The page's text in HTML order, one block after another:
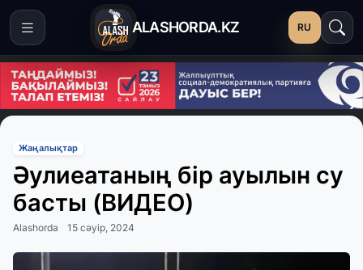
ALASHORDA.KZ RU
Жаңалықтар
Әулиеатаның бір ауылын су
басты (ВИДЕО)
Alashorda 15 сәуір, 2024